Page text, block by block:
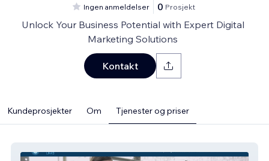
Ingen anmeldelser 0 Prosjekt
Unlock Your Business Potential with Expert Digital
Marketing Solutions
Kontakt
Kundeprosjekter Om Tjenester og priser